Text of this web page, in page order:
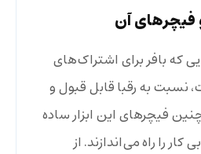
فیچرهای آن
که بافر برای اشتراک‌های
به رقبا قابل قبول و
فیچرهای این ابزار ساده
را راه می‌اندازند. از